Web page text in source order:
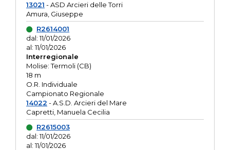
13021 - ASD Arcieri delle Torri
Amura, Giuseppe
R2614001
dal: 11/01/2026
al: 11/01/2026
Interregionale
Molise: Termoli (CB)
18 m
O.R. Individuale
Campionato Regionale
14022 - A.S.D. Arcieri del Mare
Capretti, Manuela Cecilia
R2615003
dal: 11/01/2026
al: 11/01/2026